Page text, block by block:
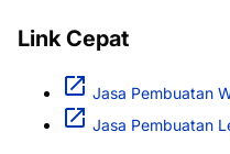
Link Cepat
Jasa Pembuatan
Jasa Pembuatan